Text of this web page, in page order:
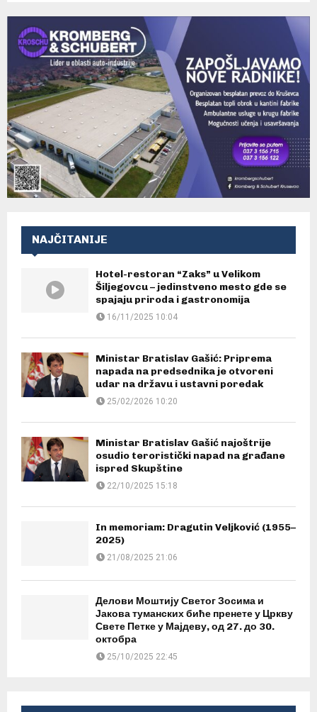
NAJČITANIJE
Hotel-restoran “Zaks” u Velikom
Šiljegovcu – jedinstveno mesto gde se
spajaju priroda i gastronomija
16/11/2025 10:04
Ministar Bratislav Gašić: Priprema
napada na predsednika je otvoreni
udar na državu i ustavni poredak
25/02/2026 10:20
Ministar Bratislav Gašić najoštrije
osudio teroristički napad na građane
ispred Skupštine
22/10/2025 15:18
In memoriam: Dragutin Veljković (1955–
2025)
21/08/2025 21:06
Делови Моштију Светог Зосима и
Јакова туманских биће пренете у Цркву
Свете Петке у Мајдеву, од 27. до 30.
октобра
25/10/2025 22:45